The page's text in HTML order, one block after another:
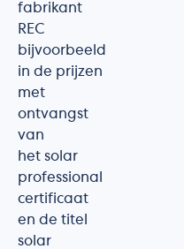
fabrikant
REC
bijvoorbeeld
in de prijzen
met
ontvangst
van
het solar
professional
certificaat
en de titel
solar